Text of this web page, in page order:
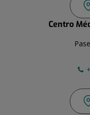
Centro